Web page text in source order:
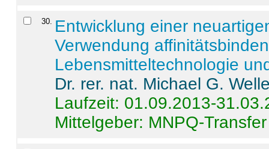
30. Entwicklung einer
Verwendung
Lebensmitteltechnologie
Dr. rer. nat. Michael G.
Laufzeit: 01.09.2013-
Mittelgeber: MNPQ-Transfer